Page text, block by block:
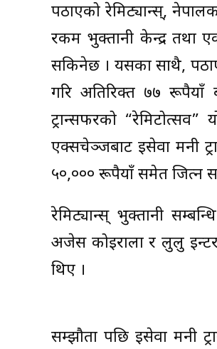
पठाएको रेमिट्यान्स्,
रकम भुक्तानी केन्द्र तथा
सकिनेछ । यसका साथै,
गरि अतिरिक्त ७७
ट्रान्सफरको
एक्सचेञ्जबाट इसेवा मनी
५०,००० रूपैयाँ समेत जित्न
रेमिट्यान्स् भुक्तानी
अजेस कोइराला र लुलु
थिए ।
सम्झौता पछि इसेवा मनी